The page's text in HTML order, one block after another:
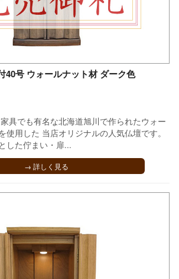
40号 ウォールナット材 ダーク色
具でも有名な北海道旭川で作られたウォー
使用した 当店オリジナルの人気仏壇です。
した佇まい・扉...
→ 詳しく見る